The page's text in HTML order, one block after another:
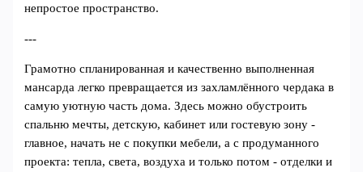
непростое пространство.
---
Грамотно спланированная и качественно выполненная
мансарда легко превращается из захламлённого чердака в
самую уютную часть дома. Здесь можно обустроить
спальню мечты, детскую, кабинет или гостевую зону -
главное, начать не с покупки мебели, а с продуманного
проекта: тепла, света, воздуха и только потом - отделки и